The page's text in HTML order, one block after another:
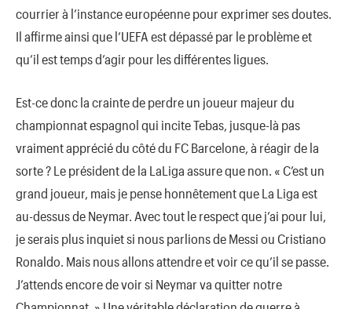
courrier à l’instance européenne pour exprimer ses doutes.
Il affirme ainsi que l’UEFA est dépassé par le problème et
qu’il est temps d’agir pour les différentes ligues.
Est-ce donc la crainte de perdre un joueur majeur du
championnat espagnol qui incite Tebas, jusque-là pas
vraiment apprécié du côté du FC Barcelone, à réagir de la
sorte ? Le président de la LaLiga assure que non. « C’est un
grand joueur, mais je pense honnêtement que La Liga est
au-dessus de Neymar. Avec tout le respect que j’ai pour lui,
je serais plus inquiet si nous parlions de Messi ou Cristiano
Ronaldo. Mais nous allons attendre et voir ce qu’il se passe.
J’attends encore de voir si Neymar va quitter notre